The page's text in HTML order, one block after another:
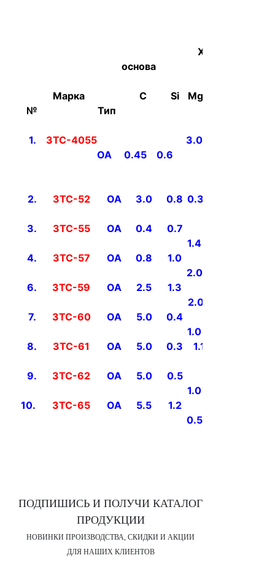
Химический
основа
№
Марка
Тип
C Si
Mg
1.
ЗТС-4055
OA
0.45 0.6
3.0
2. ЗТС-52 OA 3.0 0.8 0.3
3.
ЗТС-55 OA 0.4
0.7
1.4
4.
ЗТС-57 OA 0.8
1.0
2.0
6. ЗТС-59 OA 2.5
1.3
2.0
7. ЗТС-60 OA 5.0
0.4
1.0
8. ЗТС-61 OA 5.0 0.3 1.1
9.
ЗТС-62 OA 5.0
0.5
1.0
10. ЗТС-65 OA 5.5
1.2
0.5
ПОДПИШИСЬ И ПОЛУЧИ КАТАЛОГ
ПРОДУКЦИИ
НОВИНКИ ПРОИЗВОДСТВА, СКИДКИ И АКЦИИ
ДЛЯ НАШИХ КЛИЕНТОВ